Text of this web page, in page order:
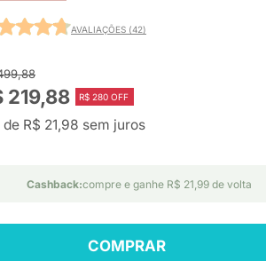
AVALIAÇÕES (42)
219,88 R$ 280 OFF
de R$ 21,98 sem juros
Cashback:compre e ganhe R$ 21,99 de volta
COMPRAR